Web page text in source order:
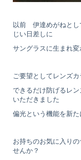
以前 伊達めがねとし
じい日差しに
サングラスに生まれ
ご要望としてレンズ
できるだけ防げるレ
いただきました
偏光という機能を新
お持ちのお気に入り
せんか？